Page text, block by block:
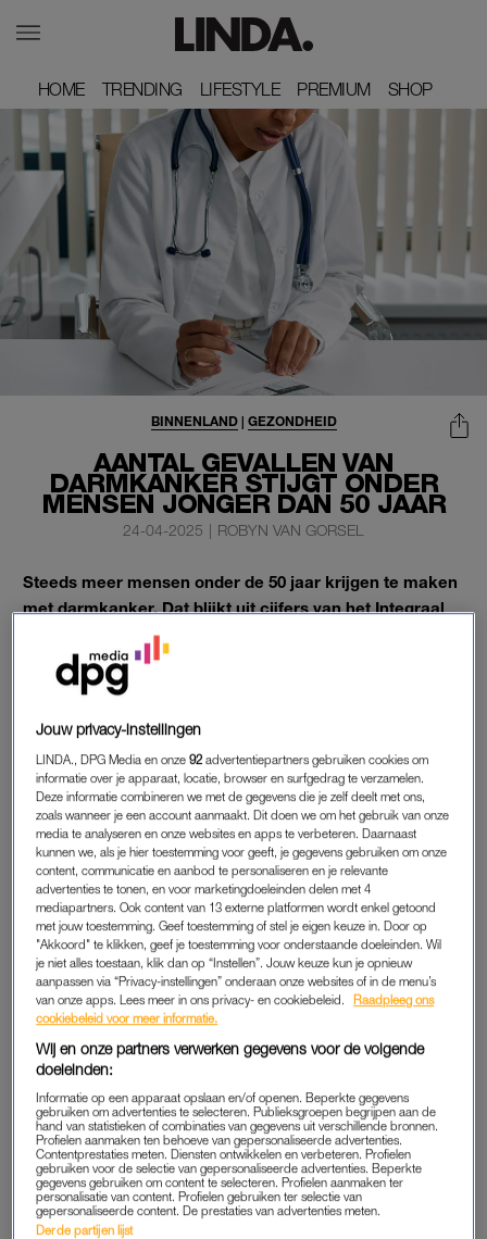
HOME
HOME TRENDING
TRENDING LIFESTYLE
LIFESTYLE PREMIUM
PREMIUM SHOP
SHOP
AANTAL GEVALLEN VAN
DARMKANKER STIJGT ONDER
MENSEN JONGER DAN 50 JAAR
BINNENLAND| GEZONDHEID
24-04-2025 | ROBYN VAN GORSEL
Steeds meer mensen onder de 50 jaar krijgen te maken
met darmkanker. Dat blijkt uit cijfers van het Integraal
Kankercentrum Nederland (IKNL).
In de afgelopen 25 jaar is het aantal gevallen flink gestegen en
toenemen. Dat meldt de NOS.
DARMKANKER
De stijging is vooral zichtbaar bij mensen tussen de 15 en 49
jaar. In 1998 kregen 6,3 op de 100.000 personen in deze
leeftijdsgroep de diagnose darmkanker. In 2023 is dit
opgelopen tot 9,5 per 100.000. Dat betekent een stijging van
ongeveer 50 procent. In absolute aantallen kregen vorig jaar
654 Nederlanders uit deze groep de diagnose. Het IKNL
verwacht dat dit in 2035 is gestegen tot 762 per jaar.
internationaal onderzoek worden leefstijl- en
beweging, de consumptie van veel rood of bewerkt vlees, en
alcoholgebruik. Erfelijke aanleg speelt volgens de
onderzoekers bij slechts een klein deel van de patiënten een
rol. Of het stijgende aantal diagnoses ook te maken heeft met
betere opsporing, wordt in het onderzoek niet besproken.
Jouw privacy-instellingen
LINDA., DPG Media en onze92 advertentiepartners gebruiken cookies om
informatie over je apparaat, locatie, browser en surfgedrag te verzamelen.
Deze informatie combineren we met de gegevens die je zelf deelt met ons,
zoals wanneer je een account aanmaakt. Dit doen we om het gebruik van onze
media te analyseren en onze websites en apps te verbeteren. Daarnaast
kunnen we, als je hier toestemming voor geeft, je gegevens gebruiken om onze
content, communicatie en aanbod te personaliseren en je relevante
advertenties te tonen, en voor marketingdoeleinden delen met 4
mediapartners. Ook content van 13 externe platformen wordt enkel getoond
met jouw toestemming. Geef toestemming of stel je eigen keuze in. Door op
"Akkoord" te klikken, geef je toestemming voor onderstaande doeleinden. Wil
je niet alles toestaan, klik dan op “Instellen”. Jouw keuze kun je opnieuw
aanpassen via “Privacy-instellingen” onderaan onze websites of in de menu’s
van onze apps. Lees meer in ons privacy- en cookiebeleid.
Raadpleeg ons
cookiebeleid voor meer informatie.
Wij en onze partners verwerken gegevens voor de volgende
doeleinden:
Informatie op een apparaat opslaan en/of openen. Beperkte gegevens
gebruiken om advertenties te selecteren. Publieksgroepen begrijpen aan de
hand van statistieken of combinaties van gegevens uit verschillende bronnen.
Profielen aanmaken ten behoeve van gepersonaliseerde advertenties.
Contentprestaties meten. Diensten ontwikkelen en verbeteren. Profielen
gebruiken voor de selectie van gepersonaliseerde advertenties. Beperkte
gegevens gebruiken om content te selecteren. Profielen aanmaken ter
personalisatie van content. Profielen gebruiken ter selectie van
gepersonaliseerde content. De prestaties van advertenties meten.
Derde partijen lijst